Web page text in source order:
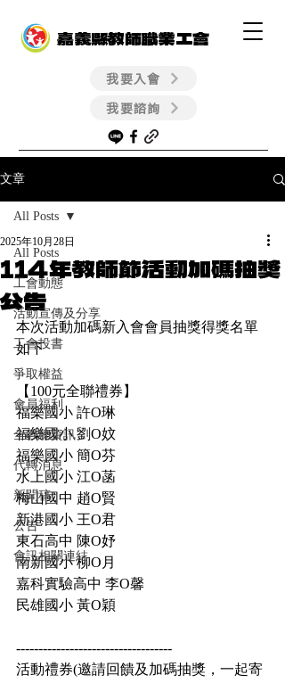
嘉義縣教師職業工會
我要諮詢
我要入會
文章
All Posts
工會動態
活動宣傳及分享
工會投書
爭取權益
會員福利
全教總資訊
代轉消息
新聞稿
公告
會訊相關連結
All Posts
114年教師節活動加碼抽獎
公告
2025年10月28日
本次活動加碼新入會會員抽獎得獎名單
如下
【100元全聯禮券】
福樂國小 許O琳
福樂國小 劉O妏
福樂國小 簡O芬
水上國小 江O菡
梅山國中 趙O賢
新港國小 王O君
東石高中 陳O妤
南新國小 柳O 月
嘉科實驗高中 李O馨
民雄國小 黃O穎
-----------------------------------
活動禮券(邀請回饋及加碼抽獎，一起寄